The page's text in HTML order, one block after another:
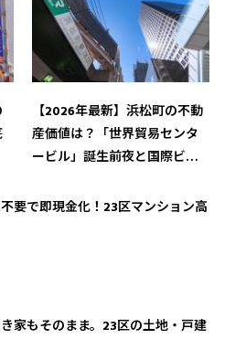
【2026年最新】浜松町の不動
産価値は？「世界貿易センタ
ービル」誕生前夜と国際ビジ
値の極致
要で即現金化！23区マンション高
家もそのまま。23区の土地・戸建